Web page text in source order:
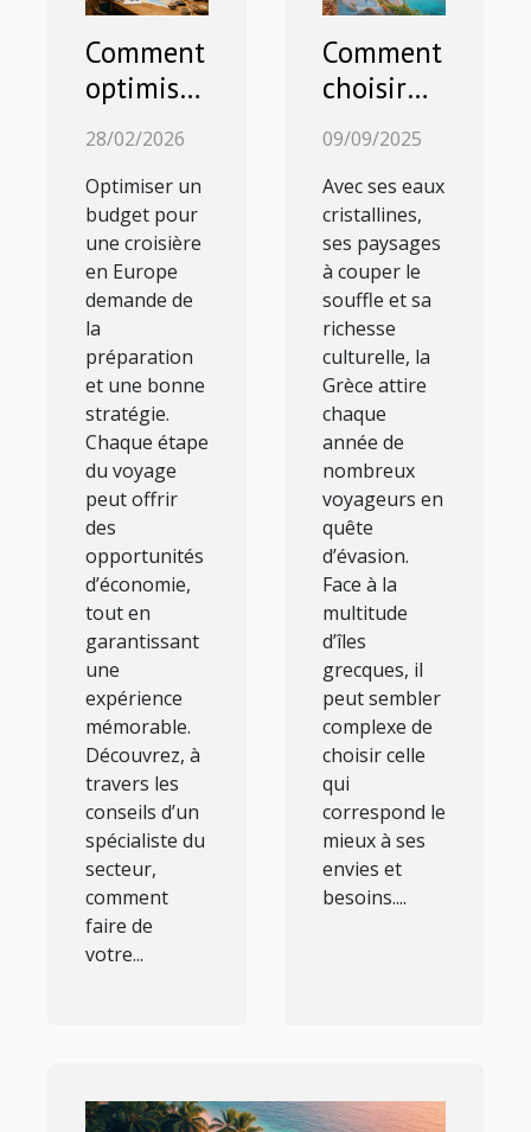
Comment
optimiser
votre
pour une
croisière
en
Europe ?
28/02/2026
Optimiser un
budget pour
une croisière
en Europe
demande de
la
préparation
et une bonne
stratégie.
Chaque étape
du voyage
peut offrir
des
opportunités
d’économie,
tout en
garantissant
une
expérience
mémorable.
Découvrez, à
travers les
conseils d’un
spécialiste du
secteur,
comment
faire de
votre...
Comment
choisir
l'île
idéale
pour vos
vacances
estivales
?
09/09/2025
Avec ses eaux
cristallines,
ses paysages
à couper le
souffle et sa
richesse
culturelle, la
Grèce attire
chaque
année de
nombreux
voyageurs en
quête
d’évasion.
Face à la
multitude
d’îles
grecques, il
peut sembler
complexe de
choisir celle
qui
correspond le
mieux à ses
envies et
besoins....